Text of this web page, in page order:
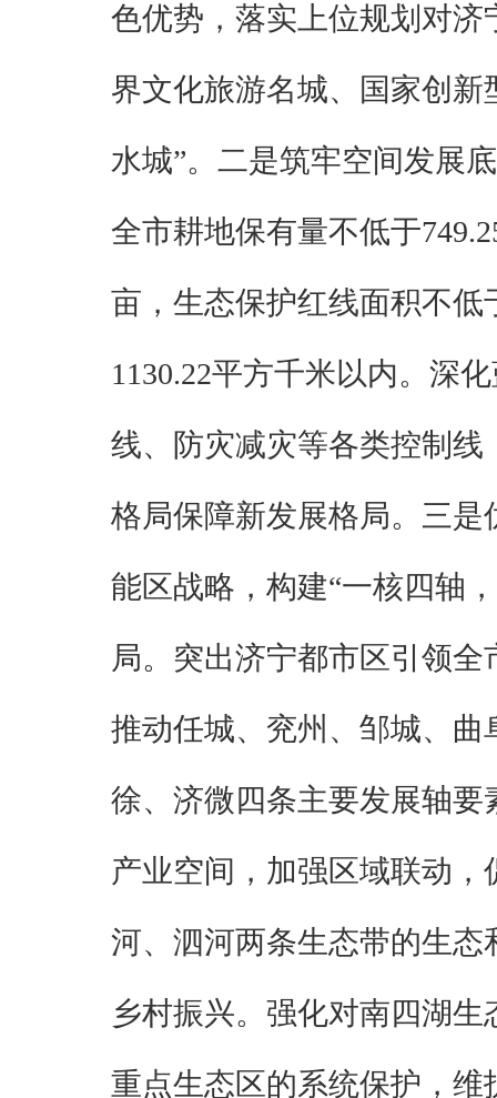
色优势，落实上位规划对
界文化旅游名城、国家创
水城”。二是筑牢空间发展
全市耕地保有量不低于
亩，生态保护红线面积不低
1130.22平方千米以内。深
线、防灾减灾等各类控制
格局保障新发展格局。三
能区战略，构建“一核四轴
局。突出济宁都市区引领
推动任城、兖州、邹城、
徐、济微四条主要发展轴
产业空间，加强区域联动
河、泗河两条生态带的生
乡村振兴。强化对南四湖
重点生态区的系统保护，